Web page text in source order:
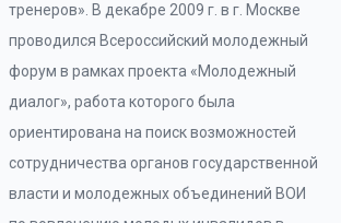
тренеров». В декабре 2009 г. в г. Москве
проводился Всероссийский молодежный
форум в рамках проекта «Молодежный
диалог», работа которого была
ориентирована на поиск возможностей
сотрудничества органов государственной
власти и молодежных объединений ВОИ